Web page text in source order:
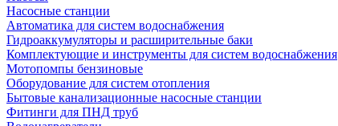
Насосные станции
Автоматика для систем водоснабжения
Гидроаккумуляторы и расширительные баки
Комплектующие и инструменты для систем водоснабжения
Мотопомпы бензиновые
Оборудование для систем отопления
Бытовые канализационные насосные станции
Фитинги для ПНД труб